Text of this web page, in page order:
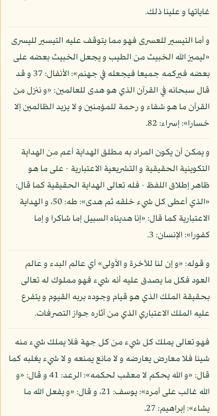
غاياتها و علينا ذلك.
و أما التيسير للعسرى فهو مما يتوقف عليه التيسير لليسرى
«ليميز الله الخبيث من الطيب و يجعل الخبيث بعضه على
بعضه فيركمه جميعا فيجعله في جهنم»: الأنفال: 37 و قد
قال سبحانه في القرآن الذي هو هدى للعالمين: «و ننزل من
القرآن ما هو شفاء و رحمة للمؤمنين و لا يزيد الظالمين إلا
خسارا»: إسراء: 82.
و يمكن أن يكون المراد به مطلق الهداية أعم من الهداية
التكوينية الحقيقية و التشريعية الاعتبارية - على ما هو
ظاهر إطلاق اللفظ - فله تعالى الهداية الحقيقية كما قال:
«الذي أعطى كل شيء خلقه ثم هدى»: طه: 50، و الهداية
الاعتبارية كما قال: «إنا هديناه السبيل إما شاكرا و إما
كفورا»: الإنسان: 3.
و قوله: «و إن لنا للآخرة و الأولى» أي عالم البدء و عالم
العود فكل ما يصدق عليه أنه شيء فهو مملوك له تعالى
بحقيقة الملك الذي هو قيام وجوده بربه القيوم و يتفرع
عليه الملك الاعتباري الذي من آثاره جواز التصرفات.
فهو تعالى يملك كل شيء من كل جهة فلا يملك شيء منه
شيئا فلا معارض يعارضه و لا مانع يمنعه و لا شيء يغلبه كما
قال: «و الله يحكم لا معقب لحكمه»: الرعد: 41 و قال: «و
الله غالب على أمره»: يوسف: 21، و قال: «و يفعل الله ما
يشاء»: إبراهيم: 27.